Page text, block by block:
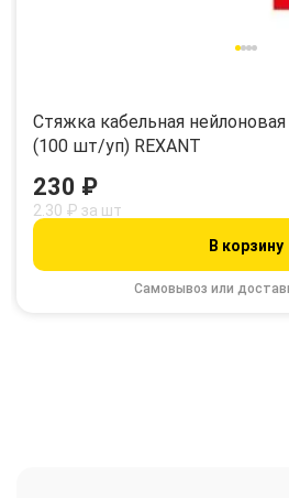
Стяжка кабельная
(100 шт/уп) REXANT
Самовывоз или
230 ₽
2.30 ₽ за шт
В корзину